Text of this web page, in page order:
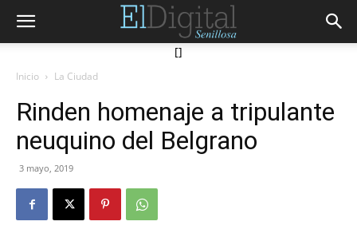
[]
Inicio La Ciudad
Rinden homenaje a tripulante
neuquino del Belgrano
3 mayo, 2019